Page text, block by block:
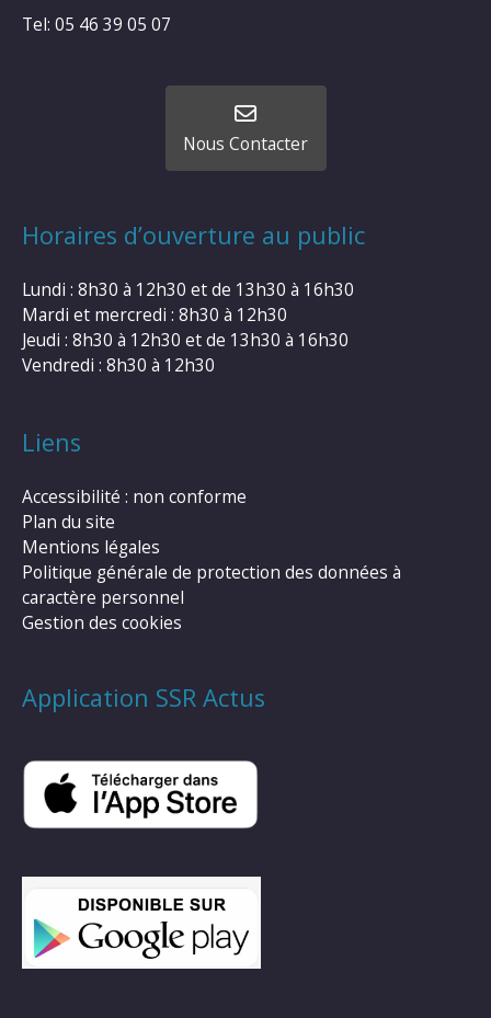
Tel: 05 46 39 05 07
Nous Contacter
Horaires d’ouverture au public
Lundi : 8h30 à 12h30 et de 13h30 à 16h30
Mardi et mercredi : 8h30 à 12h30
Jeudi : 8h30 à 12h30 et de 13h30 à 16h30
Vendredi : 8h30 à 12h30
Liens
Accessibilité : non conforme
Plan du site
Mentions légales
Politique générale de protection des données à
caractère personnel
Gestion des cookies
Application SSR Actus